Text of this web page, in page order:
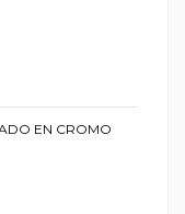
EN CROMO